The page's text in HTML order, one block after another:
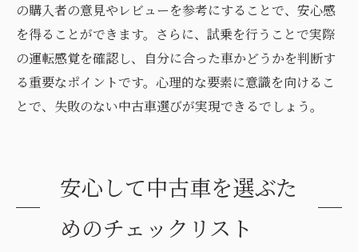
の購入者の意見やレビューを参考にすることで、安心感
を得ることができます。さらに、試乗を行うことで実際
の運転感覚を確認し、自分に合った車かどうかを判断す
る重要なポイントです。心理的な要素に意識を向けるこ
とで、失敗のない中古車選びが実現できるでしょう。
安心して中古車を選ぶた
めのチェックリスト